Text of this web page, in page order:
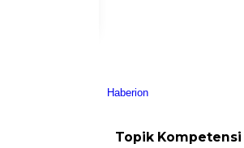
Topik Kompetensi